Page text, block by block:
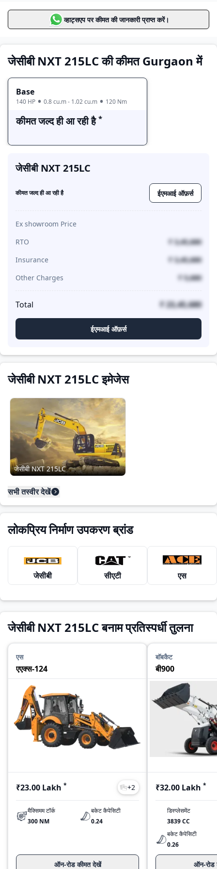
जेसीबी NXT 215LC
मूल्य सीमा
व्हाट्सएप पर कीमत की जानकारी प्राप्त करें।
जेसीबी NXT 215LC की कीमत Gurgaon में
Base
140 HP 0.8 cu.m - 1.02 cu.m 120 Nm
कीमत जल्द ही आ रही है *
जेसीबी NXT 215LC
कीमत जल्द ही आ रही है ईएमआई ऑफ़र्स
Ex showroom Price
RTO
₹ 3,45,680
Insurance
₹ 3,45,680
Other Charges
₹ 5,680
Total ₹ 23,45,680
ईएमआई ऑफ़र्स
जेसीबी NXT 215LC इमेजेस
जेसीबी NXT 215LC
सभी तस्वीर देखें
लोकप्रिय निर्माण उपकरण ब्रांड
जेसीबी सीएटी एस
जेसीबी NXT 215LC बनाम प्रतिस्पर्धी तुलना
एस
एएक्स-124
₹23.00 Lakh * +2
मैक्सिमम टॉर्क
300 NM
बकेट कैपेसिटी
0.24
ऑन-रोड कीमत देखें
बॉबकैट
बी900
₹32.00 Lakh *
डिस्प्लेसमेंट
3839 CC
बकेट कैपेसिटी
0.26
ऑन-रोड